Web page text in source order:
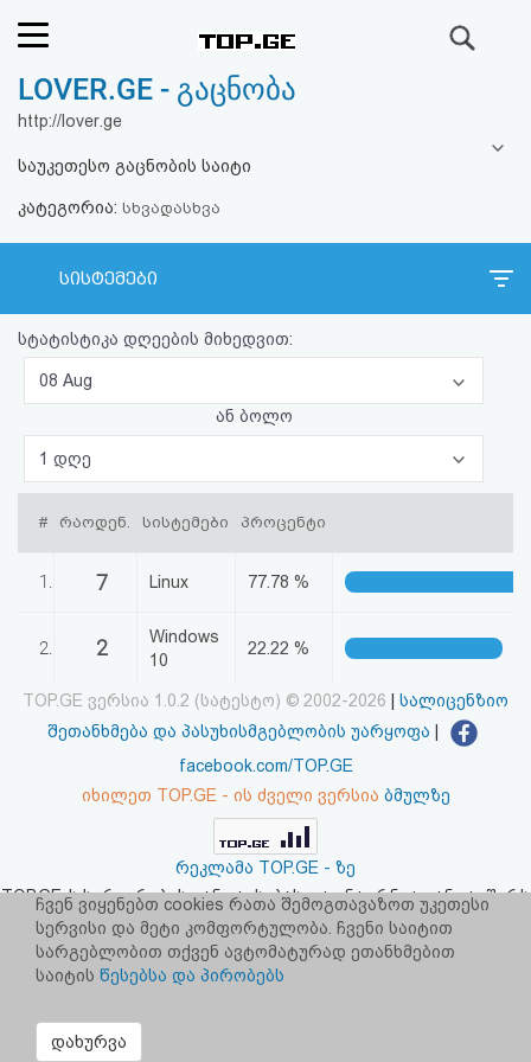
რეიტინგი
ფოსტა
კითხვა-
პასუხი
ავტორიზაცია
რეგისტრაცია
აღდგენა
კოდი
სალიცენზიო
პასუხისმგებლობის
უარყოფა
LOVER.GE - გაცნობა
http://lover.ge
საუკეთესო გაცნობის საიტი
კატეგორია: სხვადასხვა
სისტემები
სტატისტიკა დღეების მიხედვით:
08 Aug
ან ბოლო
1 დღე
# რაოდენ. სისტემები პროცენტი
1. 7 Linux 77.78 %
2. 2
Windows
10
22.22 %
TOP.GE ვერსია 1.0.2 (სატესტო) © 2002-2026
სალიცენზიო
შეთანხმება და პასუხისმგებლობის უარყოფა
facebook.com/TOP.GE
იხილეთ TOP.GE - ის ძველი ვერსია ბმულზე
რეკლამა TOP.GE - ზე
TOP.GE-ს სერვერების განთავსებას და ინტერნეტთან კავშირს
უზრუნველყოფს:CLOUD9
ჩვენ ვიყენებთ cookies რათა შემოგთავაზოთ უკეთესი
სერვისი და მეტი კომფორტულობა. ჩვენი საიტით
სარგებლობით თქვენ ავტომატურად ეთანხმებით
საიტის წესებსა და პირობებს
დახურვა